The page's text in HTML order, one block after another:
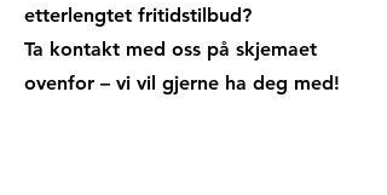
etterlengtet fritidstilbud?
Ta kontakt med oss på skjemaet
ovenfor – vi vil gjerne ha deg med!